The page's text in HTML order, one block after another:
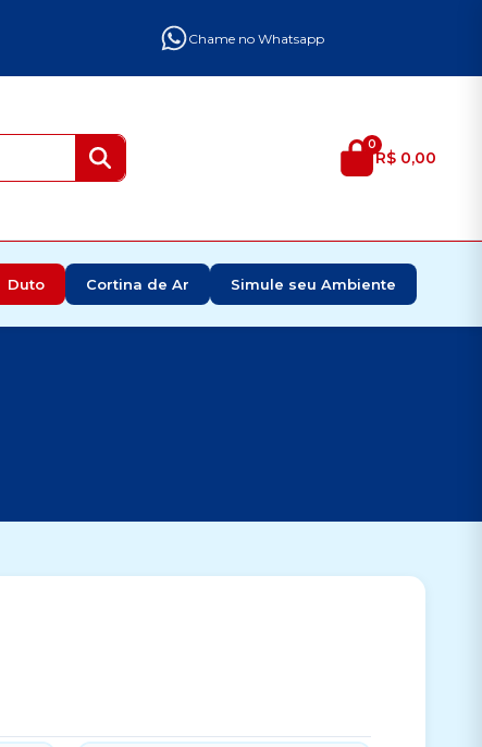
Chame no Whatsapp
0
R$ 0,00
Duto Cortina de Ar Simule seu Ambiente